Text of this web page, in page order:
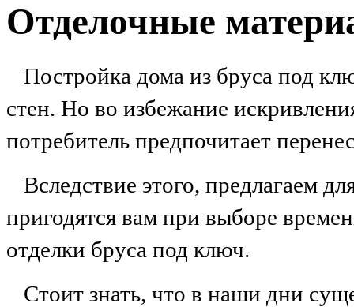
Отделочные
Постройка дома из бруса под
стен. Но во избежание
потребитель предпочитает
Вследствие этого, предлагаем
пригодятся вам при выборе
отделки бруса под ключ.
Стоит знать, что в наши дни